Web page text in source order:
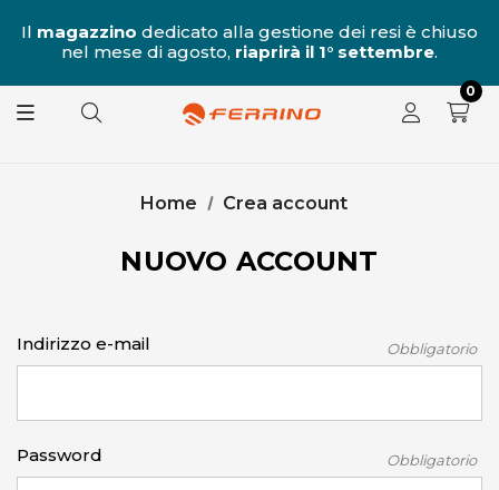
Il magazzino dedicato alla gestione dei resi è chiuso
nel mese di agosto, riaprirà il 1° settembre.
0
Home Crea account
NUOVO ACCOUNT
Indirizzo e-mail Obbligatorio
Password Obbligatorio